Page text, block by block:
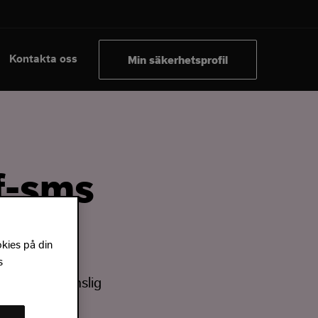
Kontakta oss Min säkerhetsprofil
sms
namn
skickar känslig
på din